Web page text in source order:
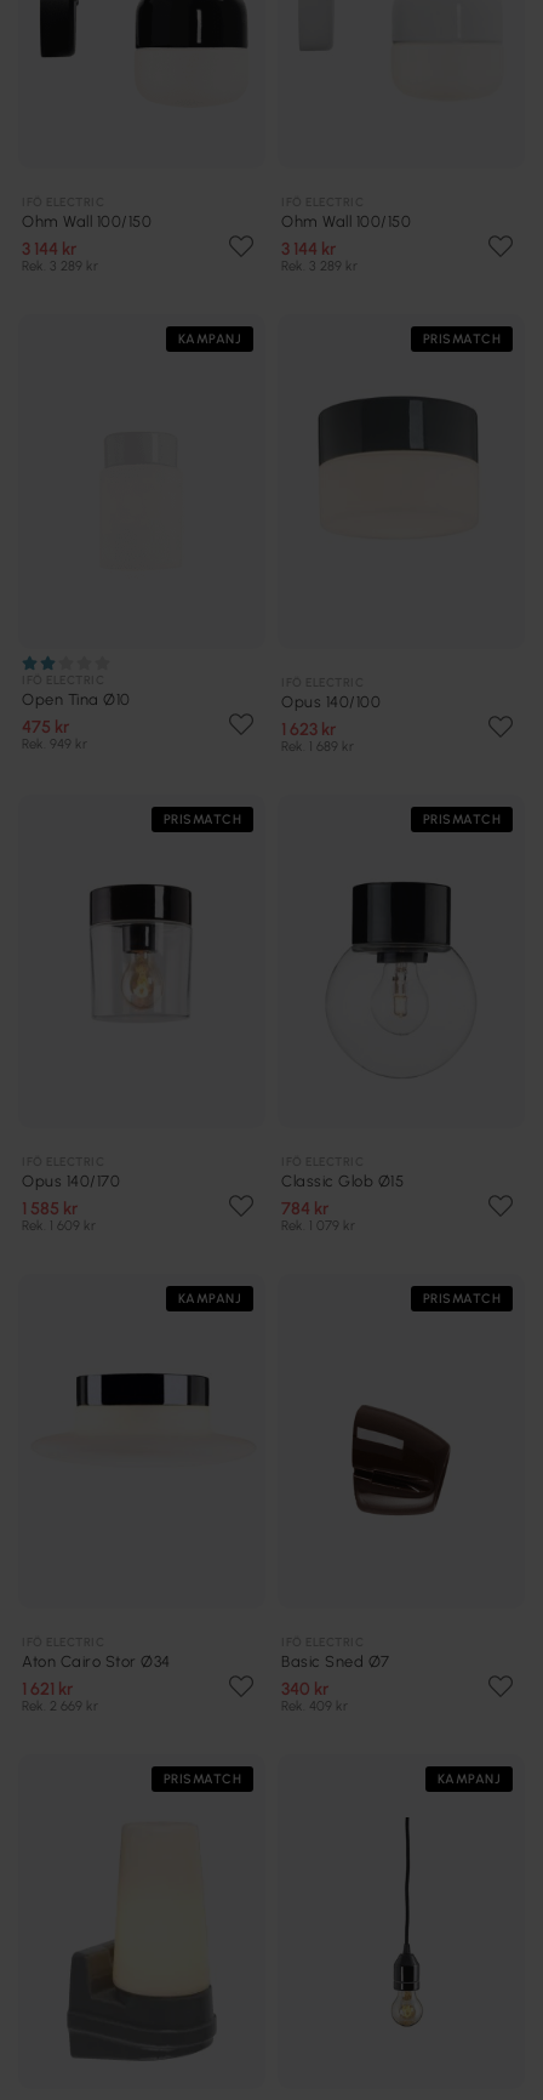
Ohm Wall 100/150
3 144 kr
Rek. 3 289 kr
Ohm Wall 100/150
3 144 kr
Rek. 3 289 kr
KAMPANJ
Open Tina Ø10
475 kr
Rek. 949 kr
PRISMATCH
Opus 140/100
1 623 kr
Rek. 1 689 kr
PRISMATCH
Opus 140/170
1 585 kr
Rek. 1 609 kr
PRISMATCH
Classic Glob Ø15
784 kr
Rek. 1 079 kr
KAMPANJ
Aton Cairo Stor Ø34
1 621 kr
Rek. 2 669 kr
PRISMATCH
Basic Sned Ø7
340 kr
Rek. 409 kr
PRISMATCH KAMPANJ